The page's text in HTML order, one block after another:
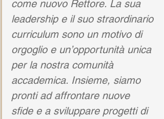
come nuovo Rettore. La sua
leadership e il suo straordinario
curriculum sono un motivo di
orgoglio e un’opportunità unica
per la nostra comunità
accademica. Insieme, siamo
pronti ad affrontare nuove
sfide e a sviluppare progetti di